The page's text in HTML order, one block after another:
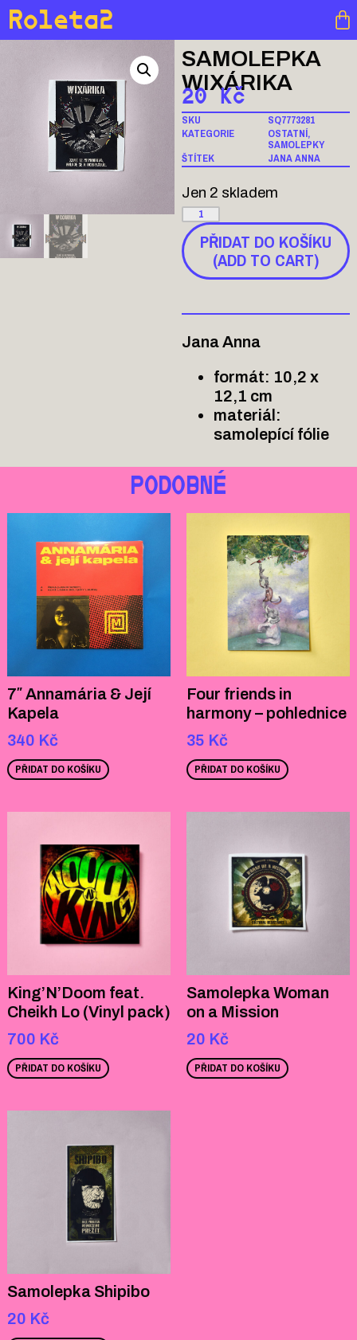
Roleta2
SAMOLEPKA
WIXÁRIKA
20 Kč
SKU
SQ7773281
KATEGORIE
OSTATNÍ,
SAMOLEPKY
ŠTÍTEK
JANA ANNA
Jen 2 skladem
PŘIDAT DO KOŠÍKU
(ADD TO CART)
Jana Anna
formát: 10,2 x
12,1 cm
materiál:
samolepící fólie
PODOBNÉ
7″ Annamária & Její
Kapela
340 Kč
PŘIDAT DO KOŠÍKU
Four friends in
harmony – pohlednice
35 Kč
PŘIDAT DO KOŠÍKU
King’N’Doom feat.
Cheikh Lo (Vinyl pack)
700 Kč
PŘIDAT DO KOŠÍKU
Samolepka Woman
on a Mission
20 Kč
PŘIDAT DO KOŠÍKU
Samolepka Shipibo
20 Kč